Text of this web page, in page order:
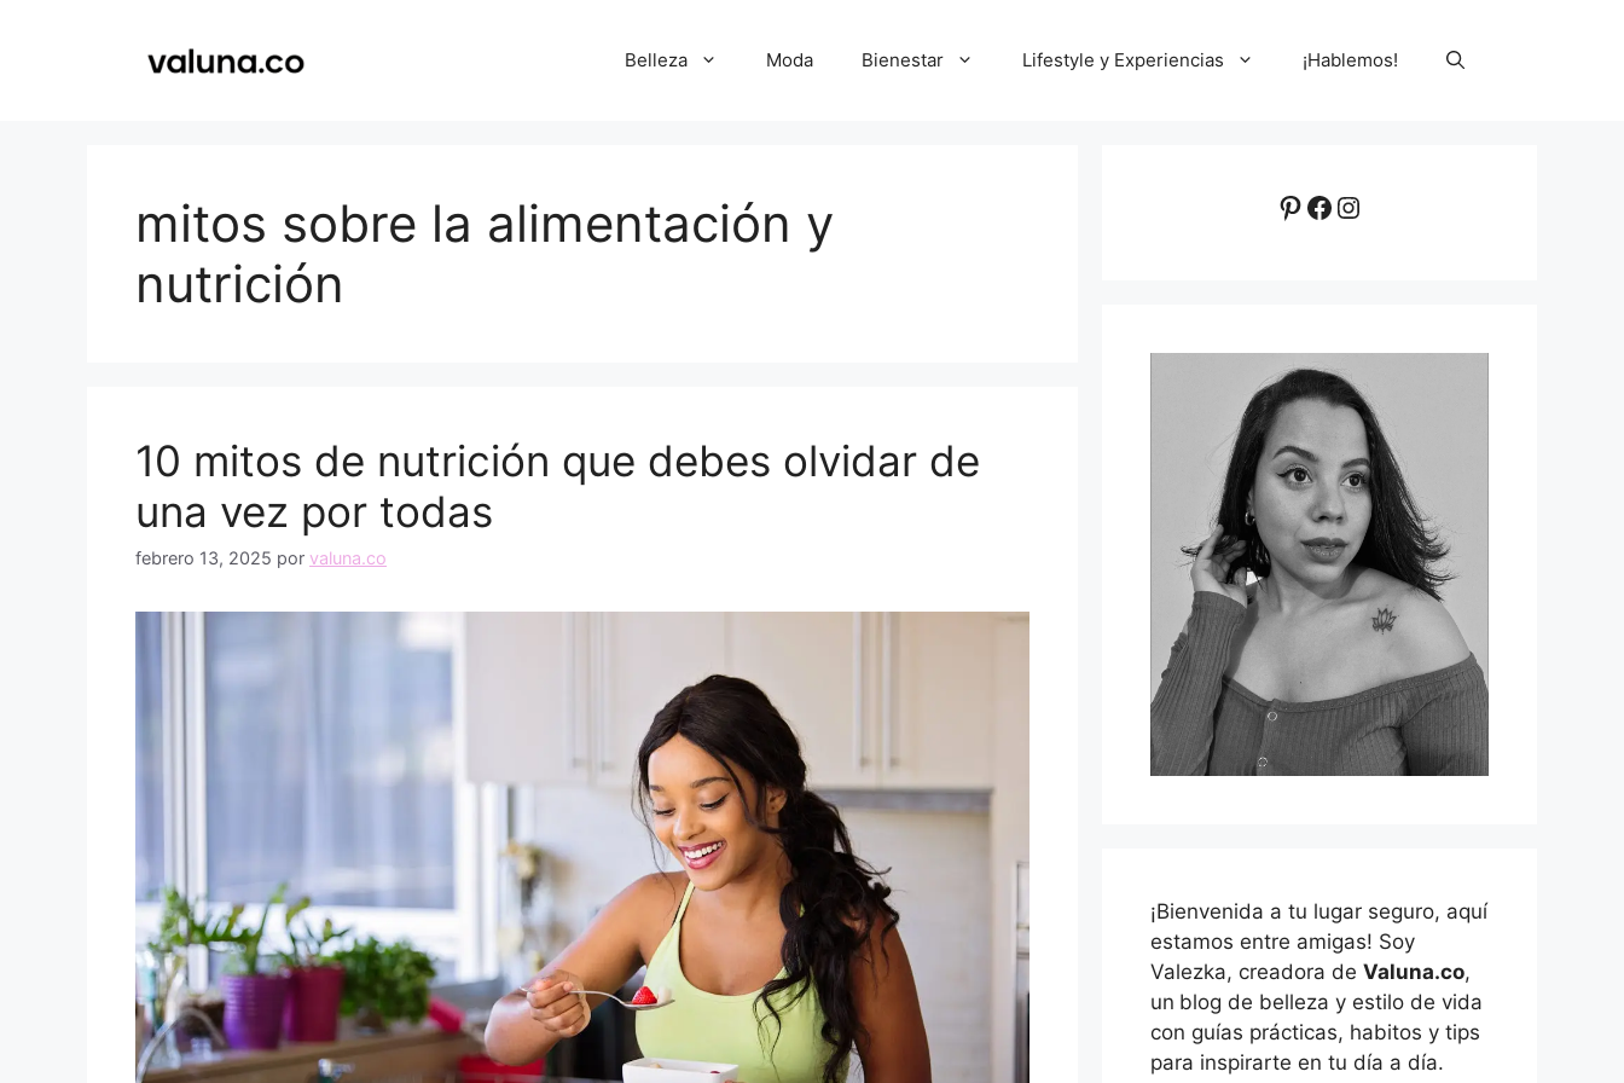
Belleza Moda Bienestar Lifestyle y Experiencias ¡Hablemos!
mitos sobre la alimentación y
nutrición
10 mitos de nutrición que debes olvidar de
una vez por todas
febrero 13, 2025 por valuna.co
Pinterest
Facebook
Instagram
¡Bienvenida a tu lugar seguro, aquí
estamos entre amigas! Soy
Valezka, creadora de Valuna.co,
un blog de belleza y estilo de vida
con guías prácticas, habitos y tips
para inspirarte en tu día a día.